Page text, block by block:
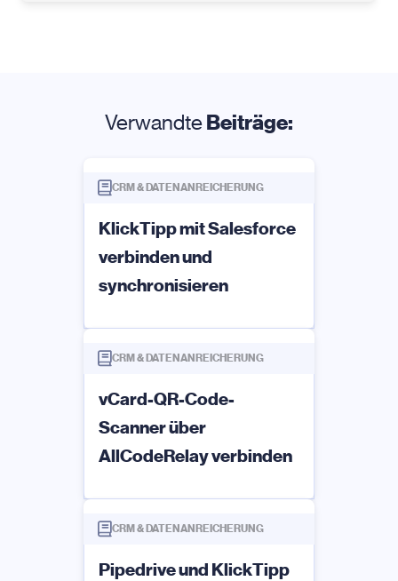
VerwandteBeiträge:
CRM & DATENANREICHERUNG
KlickTipp mit Salesforce
verbinden und
synchronisieren
CRM & DATENANREICHERUNG
vCard-QR-Code-
Scanner über
AllCodeRelay verbinden
CRM & DATENANREICHERUNG
Pipedrive und KlickTipp